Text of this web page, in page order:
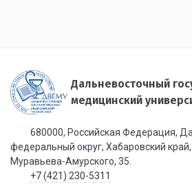
Дальневосточный
медицинский
680000, Российская Федерация,
федеральный округ, Хабаровский край,
Муравьева-Амурского, 35.
+7 (421) 230-5311